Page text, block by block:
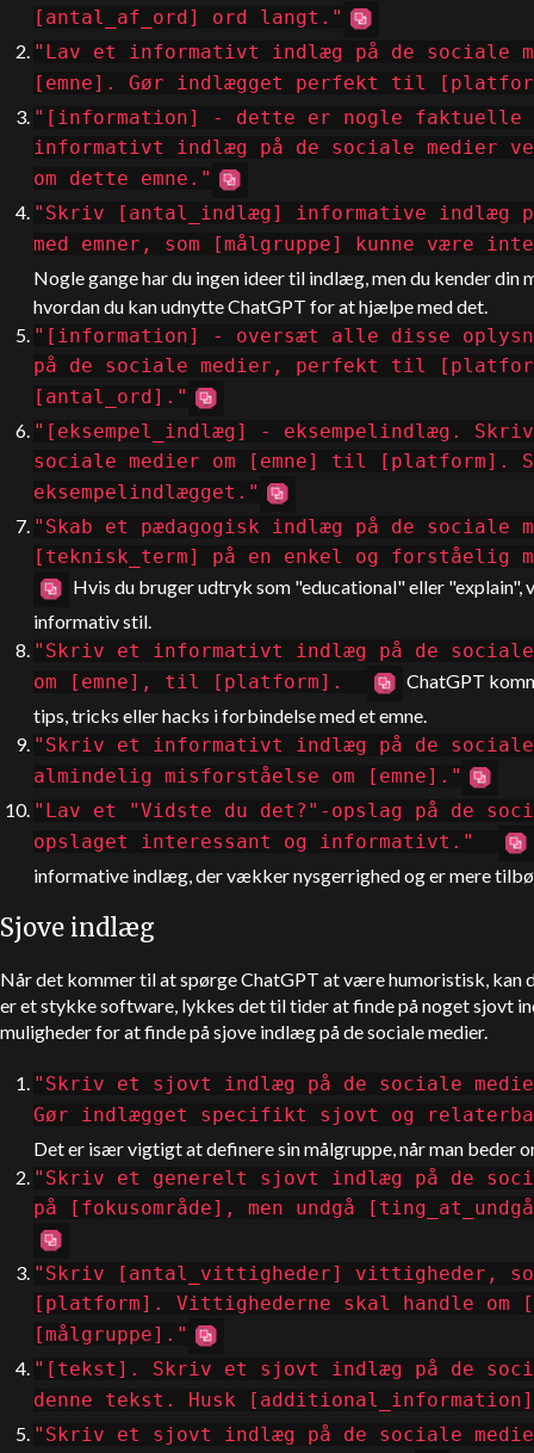
[antal_af_ord] ord langt."
"Lav et informativt indlæg på de sociale
[emne]. Gør indlægget perfekt til
"[information] - dette er nogle faktuelle
informativt indlæg på de sociale medier
om dette emne."
"Skriv [antal_indlæg] informative indlæg
med emner, som [målgruppe] kunne være
Nogle gange har du ingen ideer til indlæg, men du kender
hvordan du kan udnytteChatGPT for at hjælpe med det.
"[information] - oversæt alle disse
på de sociale medier, perfekt til
[antal_ord]."
"[eksempel_indlæg] - eksempelindlæg.
sociale medier om [emne] til [platform].
eksempelindlægget."
"Skab et pædagogisk indlæg på de sociale
[teknisk_term] på en enkel og forståelig
Hvis du bruger udtryk som "educational" eller "explain",
informativ stil.
"Skriv et informativt indlæg på de
om [emne], til [platform].
ChatGPT
tips, tricks eller hacks i forbindelse med et emne.
"Skriv et informativt indlæg på de
almindelig misforståelse om [emne]."
"Lav et "Vidste du det?"-opslag på de
opslaget interessant og informativt."
informative indlæg, der vækker nysgerrighed og er mere
Sjove indlæg
Når det kommer til at spørgeChatGPT at være humoristisk, kan
er et stykke software, lykkes det til tider at finde på noget sjovt
muligheder for at finde på sjove indlæg på de sociale medier.
"Skriv et sjovt indlæg på de sociale
Gør indlægget specifikt sjovt og
Det er især vigtigt at definere sin målgruppe, når man beder
"Skriv et generelt sjovt indlæg på de
på [fokusområde], men undgå
"Skriv [antal_vittigheder] vittigheder,
[platform]. Vittighederne skal handle om
[målgruppe]."
"[tekst]. Skriv et sjovt indlæg på de
denne tekst. Husk
"Skriv et sjovt indlæg på de sociale